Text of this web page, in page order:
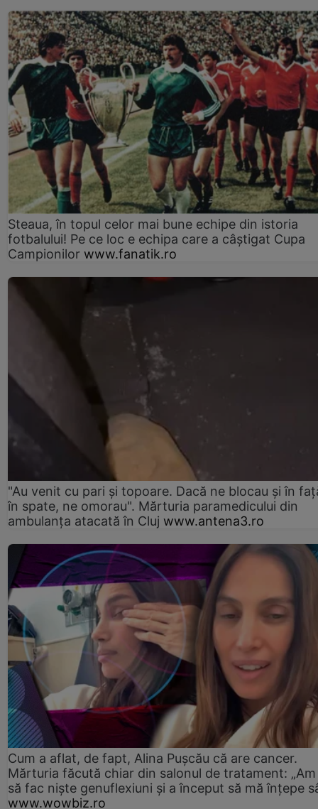
Steaua, în topul celor mai bune echipe din istoria
fotbalului! Pe ce loc e echipa care a câştigat Cupa
Campionilor www.fanatik.ro
"Au venit cu pari și topoare. Dacă ne blocau şi în
în spate, ne omorau". Mărturia paramedicului din
ambulanţa atacată în Cluj www.antena3.ro
Cum a aflat, de fapt, Alina Pușcău că are cancer.
Mărturia făcută chiar din salonul de tratament:
să fac niște genuflexiuni și a început să mă înțepe
www.wowbiz.ro